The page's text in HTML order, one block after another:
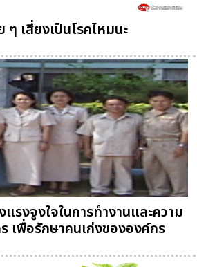
ๆ เสี่ยงเป็นโรคไหมนะ
รงจูงใจในการทำงานและความ
เพื่อรักษาคนเก่งขององค์กร